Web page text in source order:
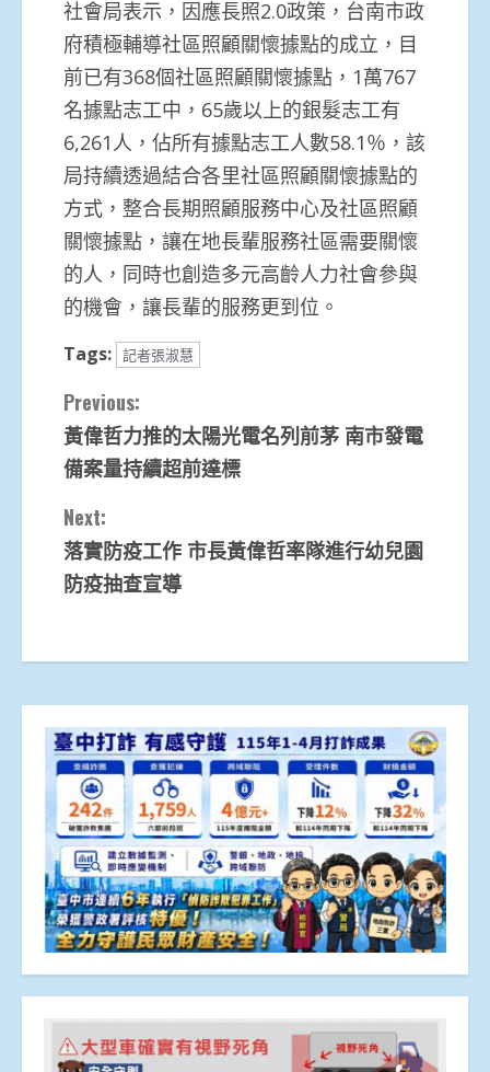
社會局表示，因應長照2.0政策，台南市政
府積極輔導社區照顧關懷據點的成立，目
前已有368個社區照顧關懷據點，1萬767
名據點志工中，65歲以上的銀髮志工有
6,261人，佔所有據點志工人數58.1％，該
局持續透過結合各里社區照顧關懷據點的
方式，整合長期照顧服務中心及社區照顧
關懷據點，讓在地長輩服務社區需要關懷
的人，同時也創造多元高齡人力社會參與
的機會，讓長輩的服務更到位。
Tags: 記者張淑慧
Continue
Reading
Previous:
黃偉哲力推的太陽光電名列前茅 南市發電
備案量持續超前達標
Next:
落實防疫工作 市長黃偉哲率隊進行幼兒園
防疫抽查宣導